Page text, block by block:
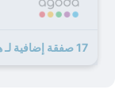
17 صفقة إضافية لـ هوتل تورينج